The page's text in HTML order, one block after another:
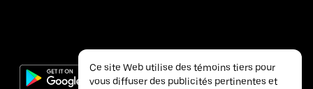
Ce site Web utilise des témoins tiers pour
vous diffuser des publicités pertinentes et